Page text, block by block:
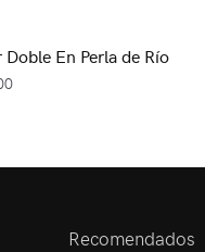
Doble En Perla de Río
Recomendados